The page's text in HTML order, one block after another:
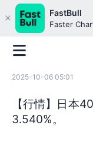
FastBull
Faster
2025-10-06 05:01
【行情】日本
3.540%。